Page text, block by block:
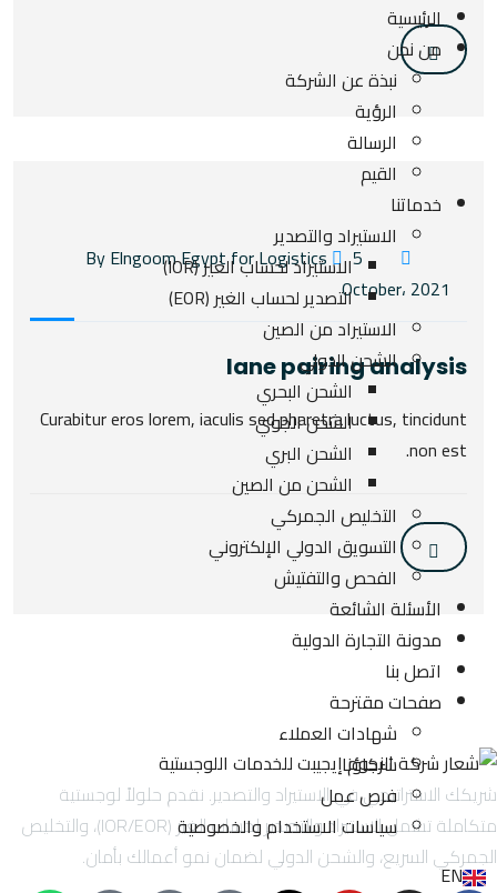
الرئيسية
من نحن
نبذة عن الشركة
الرؤية
الرسالة
القيم
خدماتنا
الاستيراد والتصدير
الاستيراد لحساب الغير (IOR)
التصدير لحساب الغير (EOR)
الاستيراد من الصين
الشحن الدولي
الشحن البحري
الشحن الجوي
الشحن البري
الشحن من الصين
التخليص الجمركي
التسويق الدولي الإلكتروني
الفحص والتفتيش
الأسئلة الشائعة
مدونة التجارة الدولية
اتصل بنا
صفحات مقترحة
شهادات العملاء
شركاؤنا
فرص عمل
سياسات الاستخدام والخصوصية
EN
5
October، 2021
lane pairing analysis
Curabitur eros lorem, iaculis sed pharetra luctus, tincidunt
non est.
شريكك الاستراتيجي في الاستيراد والتصدير. نقدم حلولاً لوجستية
متكاملة تشمل الاستيراد والتصدير لحساب الغير (IOR/EOR)، والتخليص
الجمركي السريع، والشحن الدولي لضمان نمو أعمالك بأمان.